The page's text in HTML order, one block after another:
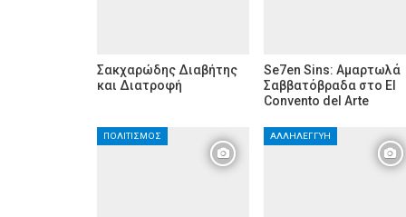
Σακχαρώδης Διαβήτης
και Διατροφή
Se7en Sins: Αμαρτωλά
Σαββατόβραδα στο El
Convento del Arte
ΠΟΛΙΤΙΣΜΌΣ ΑΛΛΗΛΕΓΓΎΗ